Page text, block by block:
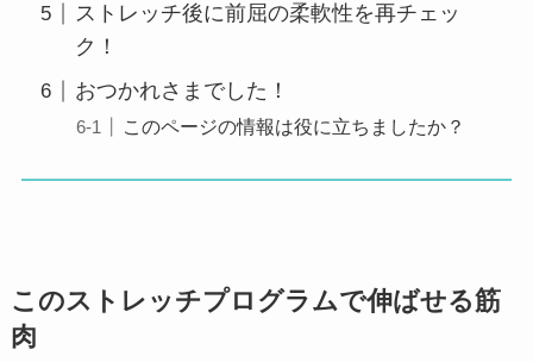
ストレッチ後に前屈の柔軟性を再チェッ
ク！
おつかれさまでした！
このページの情報は役に立ちましたか？
このストレッチプログラムで伸ばせる筋
肉